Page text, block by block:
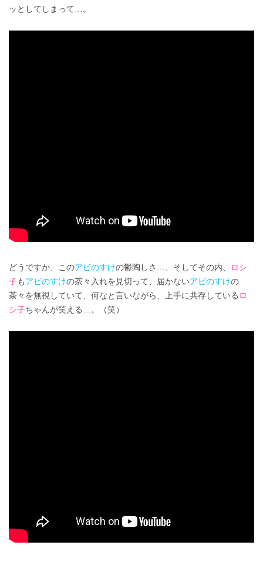
ッとしてしまって…。
どうですか、このアビのすけの鬱陶しさ…、そしてその内、
ロシ
子も アビのすけの茶々入れを見切って、届かないアビのすけの
茶々を無視していて、何なと言いながら、上手に共存している ロ
シ子ちゃんが笑える…。（笑）